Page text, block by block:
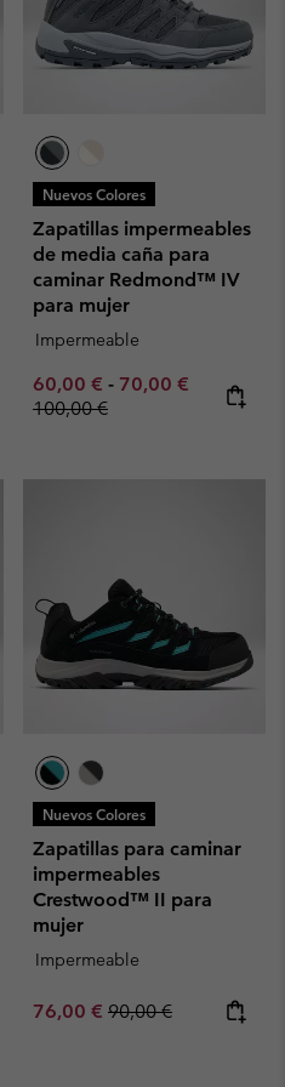
price:
Nuevos Colores
Zapatillas impermeables
de media caña para
caminar Redmond™ IV
para mujer
Impermeable
Minimum sale price:
60,00 € - Maximum sale
70,00 € Regular
100,00 €
price:
Nuevos Colores
Zapatillas para caminar
impermeables
Crestwood™ II para
mujer
Impermeable
Sale price:
76,00 € Regular price:
90,00 €